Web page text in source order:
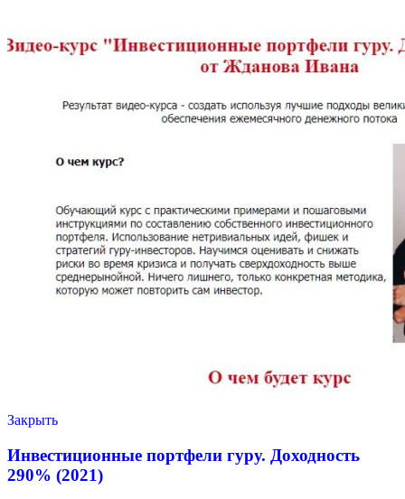
Закрыть
Инвестиционные портфели гуру. Доходность
290% (2021)